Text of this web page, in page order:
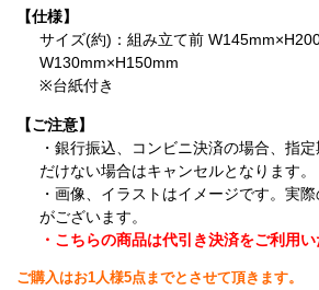
【仕様】
サイズ(約)：組み立て前
W130mm×H150mm
※台紙付き
【ご注意】
・銀行振込、コンビニ決済の場合、指
だけない場合はキャンセルとなります。
・画像、イラストはイメージです。実
がございます。
・こちらの商品は代引き決済をご利用い
ご購入はお1人様5点までとさせて頂きます。